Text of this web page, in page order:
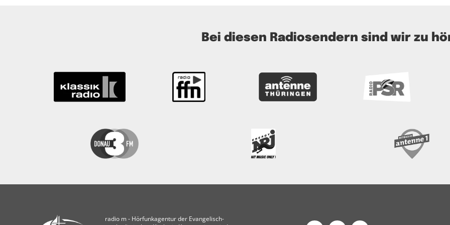
Bei diesen Radiosendern sind wir zu
radio m ‐ Hörfunkagentur der Evangelisch-